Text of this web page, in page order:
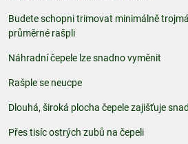
Budete schopni trimovat minimálně
průměrné rašpli
Náhradní čepele lze snadno vyměnit
Rašple se neucpe
Dlouhá, široká plocha čepele zajišťuje
Přes tisíc ostrých zubů na čepeli